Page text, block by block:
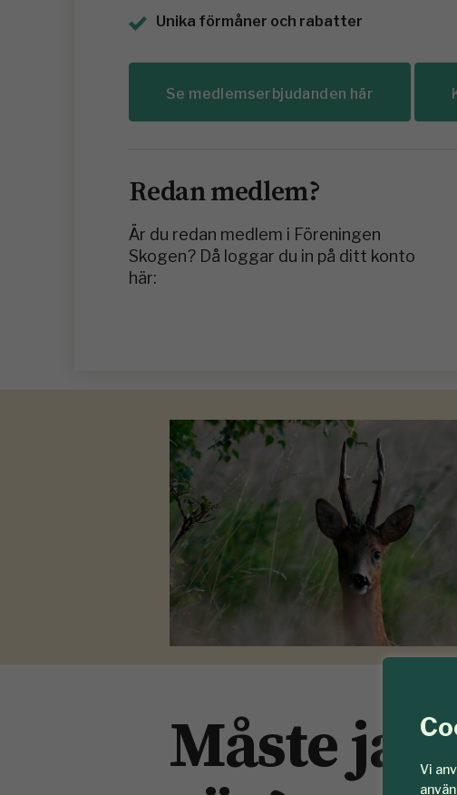
Vi
Unika förmåner och rabatter
Se medlemserbjudanden här
Redan medlem?
Är du redan medlem i Föreningen
Skogen? Då loggar du in på ditt konto
här:
Måste